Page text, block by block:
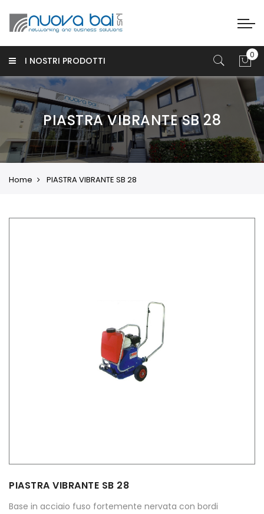
I NOSTRI PRODOTTI
PIASTRA VIBRANTE SB 28
Home PIASTRA VIBRANTE SB 28
PIASTRA VIBRANTE SB 28
Base in acciaio fuso fortemente nervata con bordi